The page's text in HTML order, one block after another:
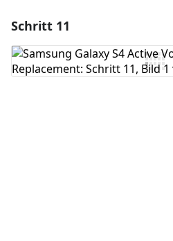
Kommentar hinzufügen
Schritt 11